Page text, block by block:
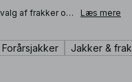
af frakker og
klassiske
til lag-på-lag
Læs mere
Forårsjakker Jakker &